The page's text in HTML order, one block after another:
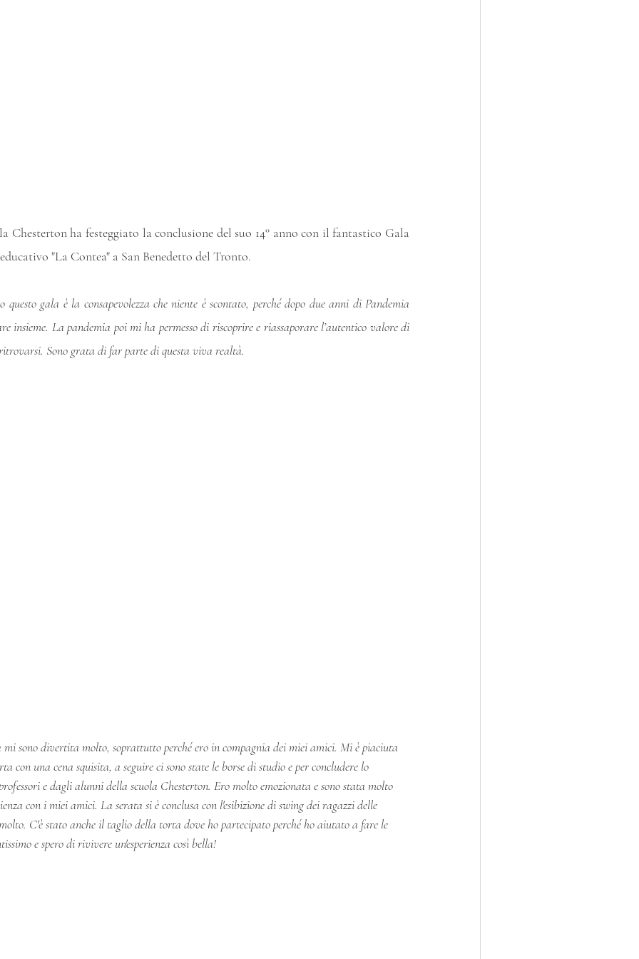
Chesterton ha festeggiato la conclusione del suo 14° anno con il fantastico Gala
"La Contea" a San Benedetto del Tronto.
gala è la consapevolezza che niente è scontato, perché dopo due anni di Pandemia
insieme. La pandemia poi mi ha permesso di riscoprire e riassaporare l’autentico valore di
ritrovarsi. Sono grata di far parte di questa viva realtà.
sono divertita molto, soprattutto perché ero in compagnia dei miei amici. Mi è piaciuta
con una cena squisita, a seguire ci sono state le borse di studio e per concludere lo
e dagli alunni della scuola Chesterton. Ero molto emozionata e sono stata molto
con i miei amici. La serata si è conclusa con l'esibizione di swing dei ragazzi delle
C'è stato anche il taglio della torta dove ho partecipato perché ho aiutato a fare le
e spero di rivivere un'esperienza così bella!